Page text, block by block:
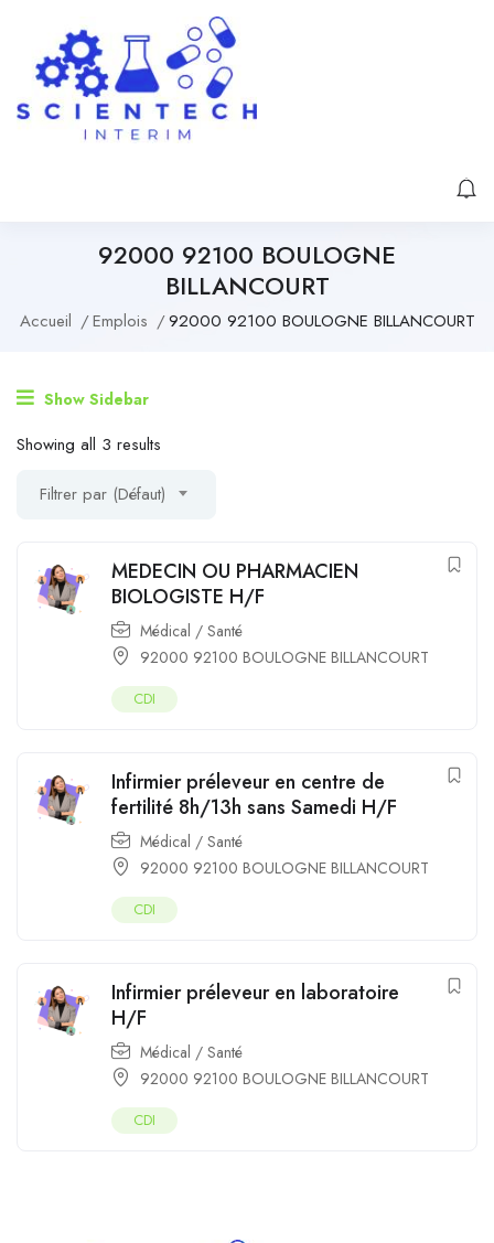
92000 92100 BOULOGNE
BILLANCOURT
Accueil Emplois 92000 92100 BOULOGNE BILLANCOURT
Show Sidebar
Showing all 3 results
Filtrer par (Défaut)
MEDECIN OU PHARMACIEN
BIOLOGISTE H/F
Médical / Santé
92000 92100 BOULOGNE BILLANCOURT
CDI
Infirmier préleveur en centre de
fertilité 8h/13h sans Samedi H/F
Médical / Santé
92000 92100 BOULOGNE BILLANCOURT
CDI
Infirmier préleveur en laboratoire
H/F
Médical / Santé
92000 92100 BOULOGNE BILLANCOURT
CDI